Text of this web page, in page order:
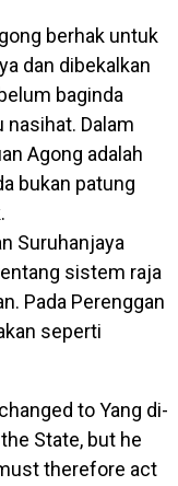
berhak untuk
dan dibekalkan
baginda
Dalam
Agong adalah
bukan patung
Suruhanjaya
sistem raja
Pada Perenggan
seperti
to Yang di-
State, but he
therefore act